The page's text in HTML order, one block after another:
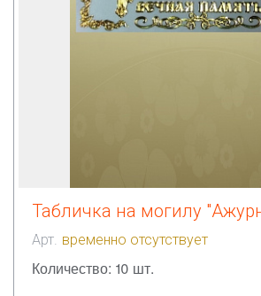
Табличка на могилу
Арт. временно отсутствует
Количество: 10 шт.